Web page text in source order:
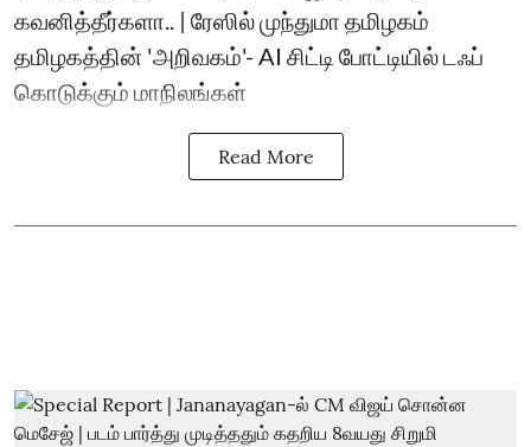
கவனித்தீர்களா.. | ரேஸில் முந்துமா தமிழகம்
தமிழகத்தின் 'அறிவகம்'- AI சிட்டி போட்டியில் டஃப்
கொடுக்கும் மாநிலங்கள்
Read More